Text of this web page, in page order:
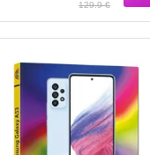
129.9 €